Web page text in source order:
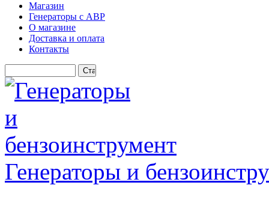
Магазин
Генераторы с АВР
О магазине
Доставка и оплата
Контакты
Генераторы и